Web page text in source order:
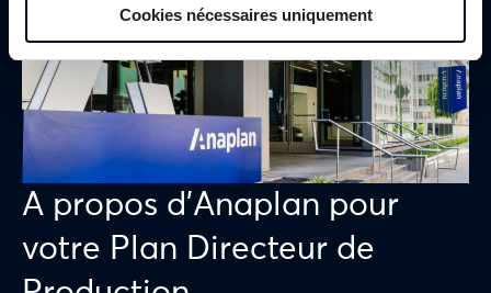
Cookies nécessaires uniquement
A propos d’Anaplan pour
votre Plan Directeur de